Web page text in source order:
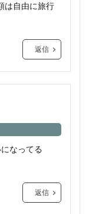
は自由に旅行
返信
なってる
返信